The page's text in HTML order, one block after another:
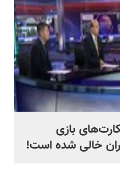
حل
بازی
خالی شده است!